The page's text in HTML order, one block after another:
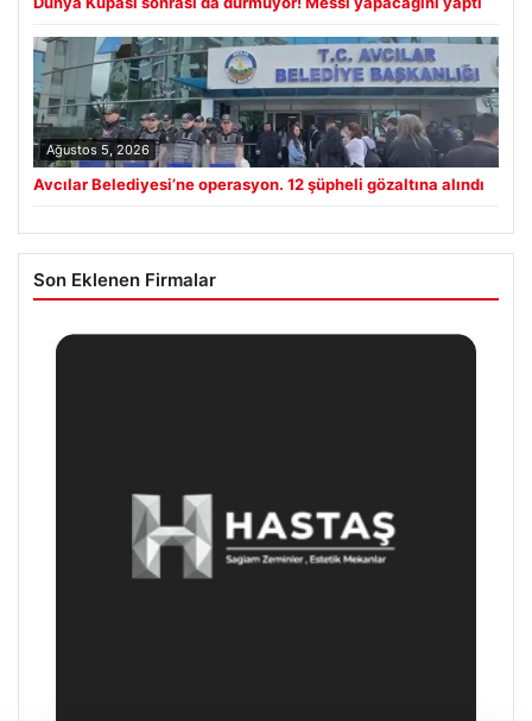
Ağustos 5, 2026
Avcılar Belediyesi’ne operasyon. 12 şüpheli gözaltına alındı
Son Eklenen Firmalar